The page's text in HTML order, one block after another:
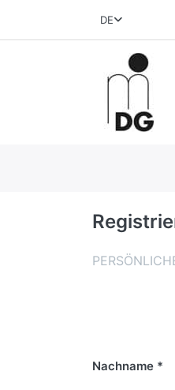
DE
Nachname